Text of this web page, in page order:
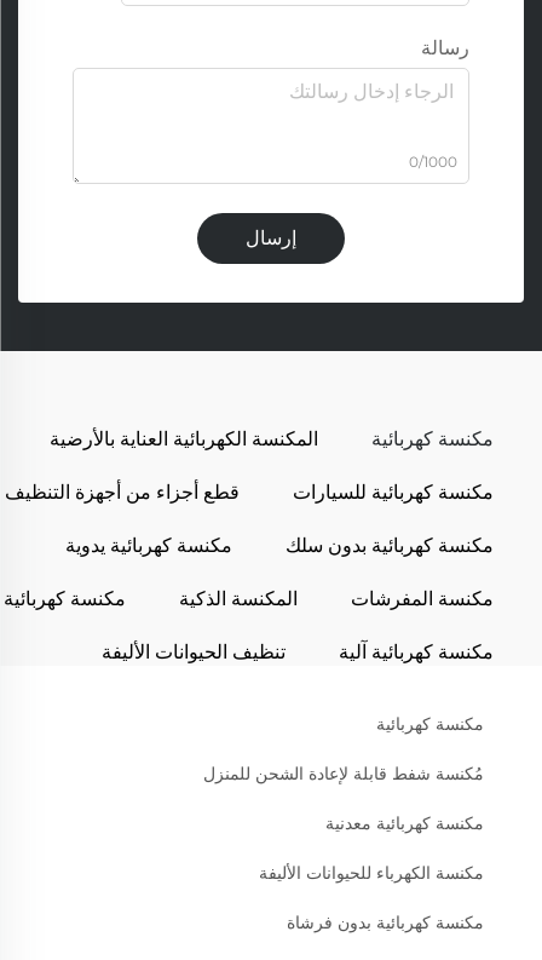
رسالة
0/1000
إرسال
مكنسة كهربائية
المكنسة الكهربائية العناية بالأرضية
مكنسة كهربائية للسيارات
قطع أجزاء من أجهزة التنظيف
مكنسة كهربائية بدون سلك
مكنسة كهربائية يدوية
مكنسة المفرشات
المكنسة الذكية
مكنسة كهربائية
مكنسة كهربائية آلية
تنظيف الحيوانات الأليفة
مكنسة كهربائية
مُكنسة شفط قابلة لإعادة الشحن للمنزل
مكنسة كهربائية معدنية
مكنسة الكهرباء للحيوانات الأليفة
مكنسة كهربائية بدون فرشاة